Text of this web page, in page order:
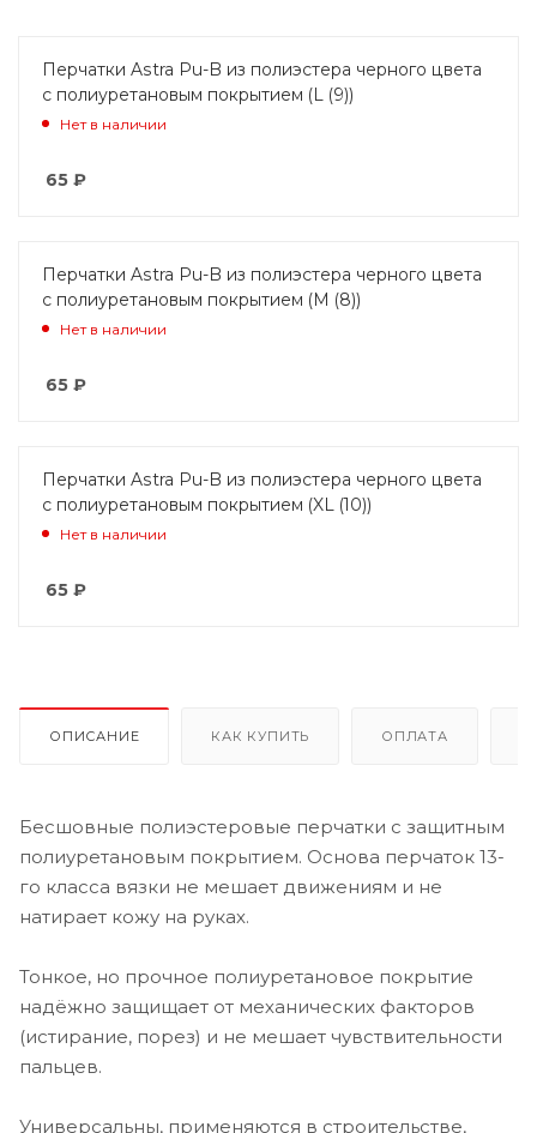
Перчатки Astra Pu-B из полиэстера черного цвета
с полиуретановым покрытием (L (9))
Нет в наличии
65 ₽
Перчатки Astra Pu-B из полиэстера черного цвета
с полиуретановым покрытием (M (8))
Нет в наличии
65 ₽
Перчатки Astra Pu-B из полиэстера черного цвета
с полиуретановым покрытием (XL (10))
Нет в наличии
65 ₽
ОПИСАНИЕ КАК КУПИТЬ ОПЛАТА
Бесшовные полиэстеровые перчатки с защитным
полиуретановым покрытием. Основа перчаток 13-
го класса вязки не мешает движениям и не
натирает кожу на руках.
Тонкое, но прочное полиуретановое покрытие
надёжно защищает от механических факторов
(истирание, порез) и не мешает чувствительности
пальцев.
Универсальны, применяются в строительстве,